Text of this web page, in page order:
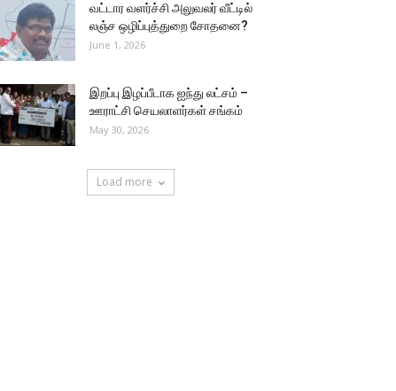
வட்டார வளர்ச்சி அலுவலர் வீட்டில்
லஞ்ச ஒழிப்புத்துறை சோதனை?
June 1, 2026
இறப்பு இழப்பீடாக ஐந்து லட்சம் –
ஊராட்சி செயலாளர்கள் சங்கம்
May 30, 2026
Load more